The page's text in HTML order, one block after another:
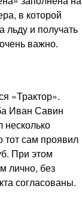
в которой
льду и получать
важно.
«Трактор».
Иван Савин
несколько
тот сам проявил
При этом
лично, без
согласованы.